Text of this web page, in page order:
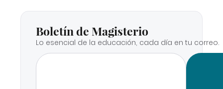
Boletín de Magisterio
Lo esencial de la educación, cada día en tu correo.